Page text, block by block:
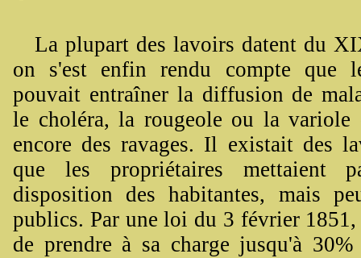
La plupart des lavoirs datent du
on s'est enfin rendu compte que
pouvait entraîner la diffusion de
le choléra, la rougeole ou la variole
encore des ravages. Il existait des
que les propriétaires mettaient
disposition des habitantes, mais
publics. Par une loi du 3 février
de prendre à sa charge jusqu'à